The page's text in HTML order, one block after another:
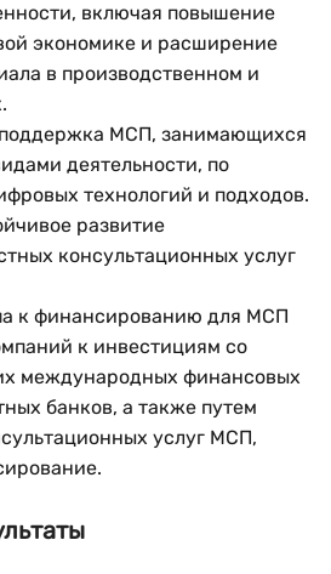
включая повышение
экономике и расширение
в производственном и
поддержка МСП, занимающихся
деятельности, по
технологий и подходов.
развитие
консультационных услуг
к финансированию для МСП
к инвестициям со
международных финансовых
банков, а также путем
услуг МСП,